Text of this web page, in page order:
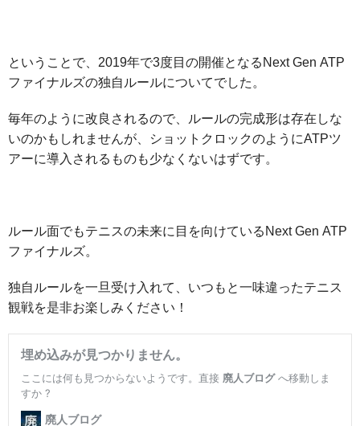
ということで、2019年で3度目の開催となるNext Gen ATP
ファイナルズの独自ルールについてでした。
毎年のように改良されるので、ルールの完成形は存在しな
いのかもしれませんが、ショットクロックのようにATPツ
アーに導入されるものも少なくないはずです。
ルール面でもテニスの未来に目を向けているNext Gen ATP
ファイナルズ。
独自ルールを一旦受け入れて、いつもと一味違ったテニス
観戦を是非お楽しみください！